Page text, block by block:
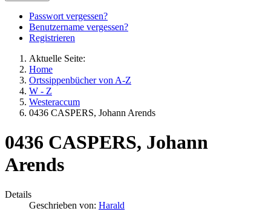
Passwort vergessen?
Benutzername vergessen?
Registrieren
Aktuelle Seite:
Home
Ortssippenbücher von A-Z
W - Z
Westeraccum
0436 CASPERS, Johann Arends
0436 CASPERS, Johann
Arends
Details
Geschrieben von: Harald